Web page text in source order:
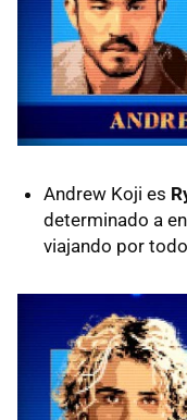
Andrew Koji es
determinado a
viajando por